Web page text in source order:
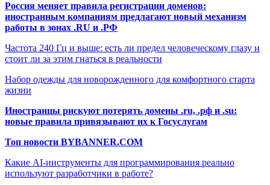
Россия меняет правила регистрации доменов:
иностранным компаниям предлагают новый механизм
работы в зонах .RU и .РФ
Частота 240 Гц и выше: есть ли предел человеческому глазу и
стоит ли за этим гнаться в реальности
Набор одежды для новорожденного для комфортного старта
жизни
Иностранцы рискуют потерять домены .ru, .рф и .su:
новые правила привязывают их к Госуслугам
Топ новости BYBANNER.COM
Какие AI-инструменты для программирования реально
используют разработчики в работе?